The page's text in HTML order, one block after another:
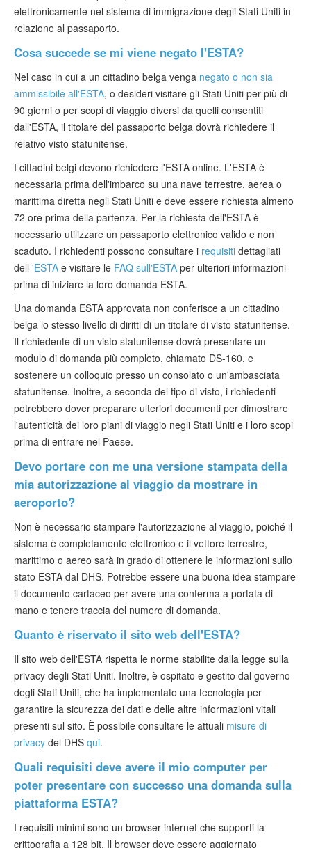
elettronicamente nel sistema di immigrazione degli Stati Uniti in
relazione al passaporto.
Cosa succede se mi viene negato l'ESTA?
Nel caso in cui a un cittadino belga venga negato o non sia
ammissibile all'ESTA, o desideri visitare gli Stati Uniti per più di
90 giorni o per scopi di viaggio diversi da quelli consentiti
dall'ESTA, il titolare del passaporto belga dovrà richiedere il
relativo visto statunitense.
I cittadini belgi devono richiedere l'ESTA online. L'ESTA è
necessaria prima dell'imbarco su una nave terrestre, aerea o
marittima diretta negli Stati Uniti e deve essere richiesta almeno
72 ore prima della partenza. Per la richiesta dell'ESTA è
necessario utilizzare un passaporto elettronico valido e non
scaduto. I richiedenti possono consultare i requisiti dettagliati
dell 'ESTA e visitare le FAQ sull'ESTA per ulteriori informazioni
prima di iniziare la loro domanda ESTA.
Una domanda ESTA approvata non conferisce a un cittadino
belga lo stesso livello di diritti di un titolare di visto statunitense.
Il richiedente di un visto statunitense dovrà presentare un
modulo di domanda più completo, chiamato DS-160, e
sostenere un colloquio presso un consolato o un'ambasciata
statunitense. Inoltre, a seconda del tipo di visto, i richiedenti
potrebbero dover preparare ulteriori documenti per dimostrare
l'autenticità dei loro piani di viaggio negli Stati Uniti e i loro scopi
prima di entrare nel Paese.
Devo portare con me una versione stampata della
mia autorizzazione al viaggio da mostrare in
aeroporto?
Non è necessario stampare l'autorizzazione al viaggio, poiché il
sistema è completamente elettronico e il vettore terrestre,
marittimo o aereo sarà in grado di ottenere le informazioni sullo
stato ESTA dal DHS. Potrebbe essere una buona idea stampare
il documento cartaceo per avere una conferma a portata di
mano e tenere traccia del numero di domanda.
Quanto è riservato il sito web dell'ESTA?
Il sito web dell'ESTA rispetta le norme stabilite dalla legge sulla
privacy degli Stati Uniti. Inoltre, è ospitato e gestito dal governo
degli Stati Uniti, che ha implementato una tecnologia per
garantire la sicurezza dei dati e delle altre informazioni vitali
presenti sul sito. È possibile consultare le attuali misure di
privacy del DHS qui.
Quali requisiti deve avere il mio computer per
poter presentare con successo una domanda sulla
piattaforma ESTA?
I requisiti minimi sono un browser internet che supporti la
crittografia a 128 bit. Il browser deve essere aggiornato